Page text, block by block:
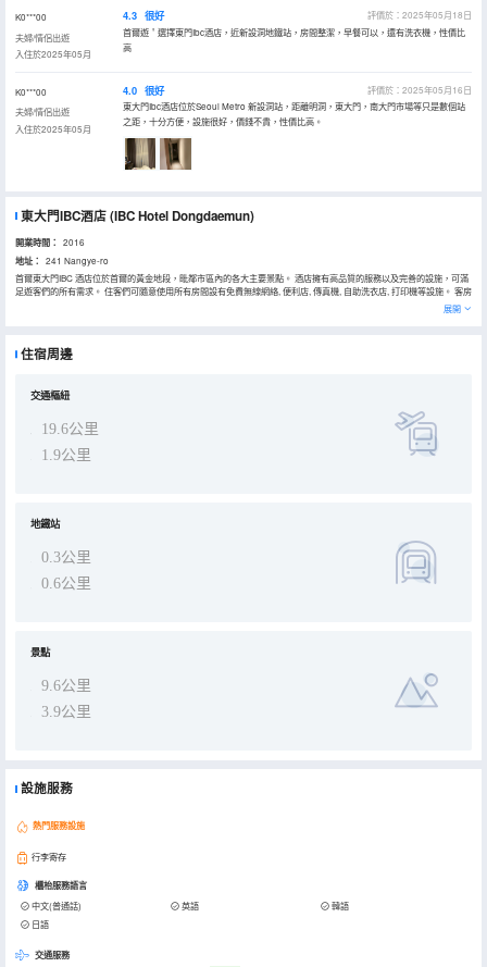
K0***00
夫婦/情侶出遊
入住於2025年05月
4.3 很好
評價於：2025年05月18日
首爾遊＇選擇東門Ibc酒店，近新設洞地鐵站，房間整潔，早餐可以，還有洗衣機，性價比
高
K0***00
夫婦/情侶出遊
入住於2025年05月
4.0 很好
評價於：2025年05月16日
東大門Ibc酒店位於Seoul Metro 新設洞站，距離明洞，東大門，南大門市場等只是數個站
之距，十分方便，設施很好，價錢不貴，性價比高。
東大門IBC酒店(IBC Hotel Dongdaemun)
開業時間： 2016
地址：
241 Nangye-ro
首爾東大門IBC 酒店位於首爾的黃金地段，毗鄰市區內的各大主要景點。 酒店擁有高品質的服務以及完善的設施，可滿
足遊客們的所有需求。 住客們可隨意使用所有房間設有免費無線網絡, 便利店, 傳真機, 自助洗衣店, 打印機等設施。 客房
內飾優雅，氣氛温馨，便捷設施齊全，服務一流。 由於《促進資源節約與循環利用法》第10條規定，不能提供牙膏、牙
展開
住宿周邊
交通樞紐
19.6公里
1.9公里
地鐵站
0.3公里
0.6公里
景點
9.6公里
3.9公里
設施服務
熱門服務設施
行李寄存
櫃枱服務語言
中文(普通話) 英語
韓語
日語
交通服務